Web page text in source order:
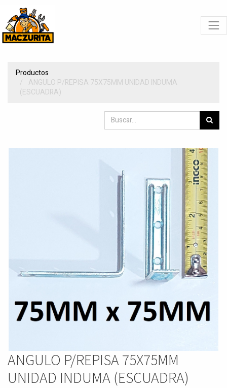
Productos
ANGULO P/REPISA 75X75MM UNIDAD INDUMA
(ESCUADRA)
ANGULO P/REPISA 75X75MM
UNIDAD INDUMA (ESCUADRA)